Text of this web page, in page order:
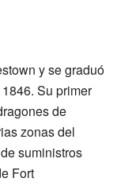
y se graduó
Su primer
de
zonas del
suministros
Fort